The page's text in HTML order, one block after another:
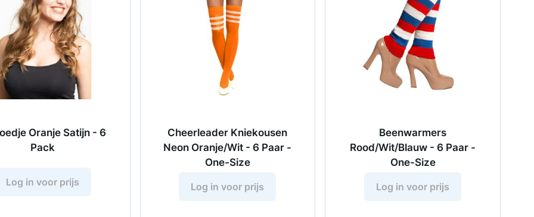
Oranje Satijn - 6
Pack
Log in voor prijs
Cheerleader Kniekousen
Neon Oranje/Wit - 6 Paar -
One-Size
Log in voor prijs
Beenwarmers
Rood/Wit/Blauw - 6 Paar -
One-Size
Log in voor prijs